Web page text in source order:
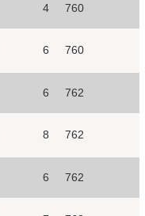
4 760
6 760
6 762
8 762
6 762